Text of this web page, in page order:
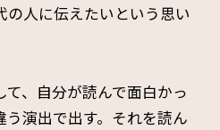
の人に伝えたいという思い
、自分が読んで面白かっ
演出で出す。それを読ん